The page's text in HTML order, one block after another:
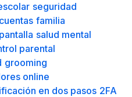
seguridad
familia
salud mental
parental
grooming
online
en dos pasos 2FA